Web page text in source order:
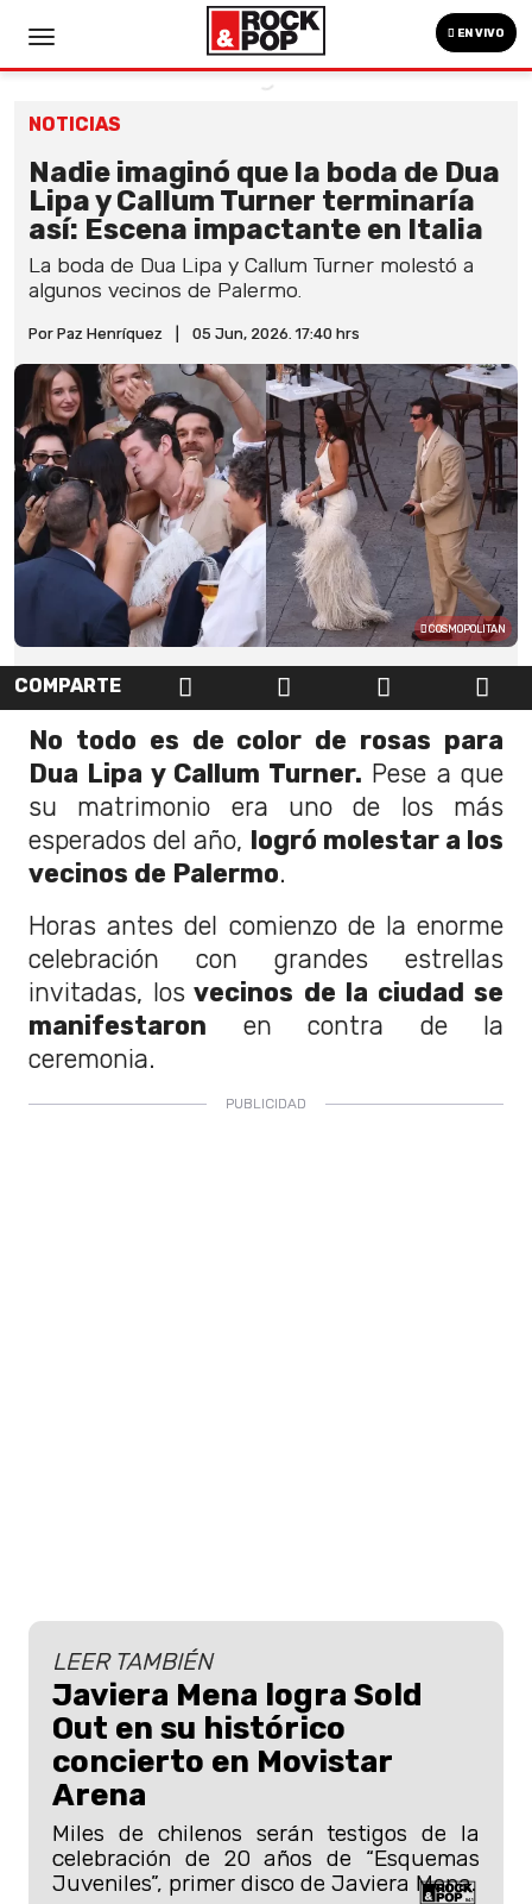
EN VIVO
NOTICIAS
Nadie imaginó que la boda de Dua
Lipa y Callum Turner terminaría
así: Escena impactante en Italia
La boda de Dua Lipa y Callum Turner molestó a
algunos vecinos de Palermo.
Por Paz Henríquez 05 Jun, 2026. 17:40 hrs
COSMOPOLITAN
COMPARTE
No todo es de color de rosas para
Dua Lipa y Callum Turner. Pese a que
su matrimonio era uno de los más
esperados del año, logró molestar a los
vecinos de Palermo.
Horas antes del comienzo de la enorme
celebración con grandes estrellas
invitadas, los vecinos de la ciudad se
manifestaron en contra de la
ceremonia.
LEER TAMBIÉN
Javiera Mena logra Sold
Out en su histórico
concierto en Movistar
Arena
Miles de chilenos serán testigos de la
celebración de 20 años de “Esquemas
Juveniles”, primer disco de Javiera Mena.